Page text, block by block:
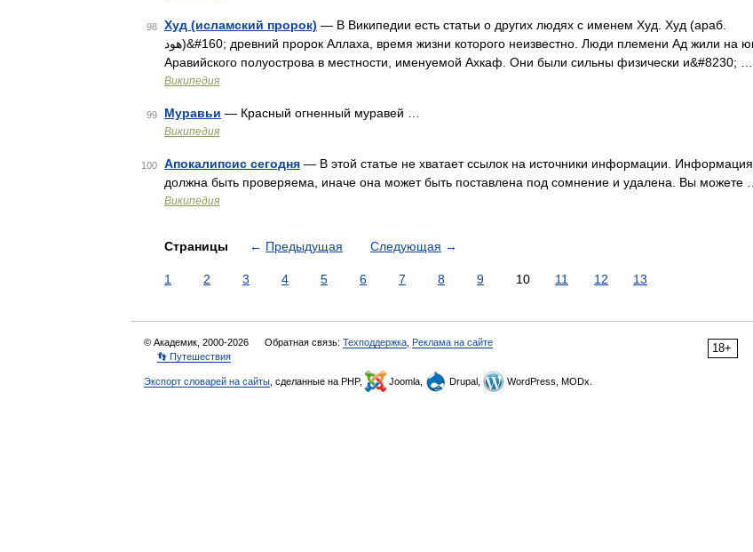
98 Худ (исламский пророк) — В Википедии есть статьи о других людях с именем Худ. Худ (араб.
هود‎‎)&#160; древний пророк Аллаха, время жизни которого неизвестно. Люди племени Ад жили на юге
Аравийского полуострова в местности, именуемой Ахкаф. Они были сильны физически и&#8230; …
Википедия
99 Муравьи — Красный огненный муравей …
Википедия
100 Апокалипсис сегодня — В этой статье не хватает ссылок на источники информации. Информация
должна быть проверяема, иначе она может быть поставлена под сомнение и удалена. Вы можете …
Википедия
Страницы ← Предыдущая Следующая →
1 2 3 4 5 6 7 8 9 10 11 12 13
18+
© Академик, 2000-2026 Обратная связь: Техподдержка Реклама на сайте
👣 Путешествия
Экспорт словарей на сайты , сделанные на PHP, Joomla, Drupal, WordPress, MODx.